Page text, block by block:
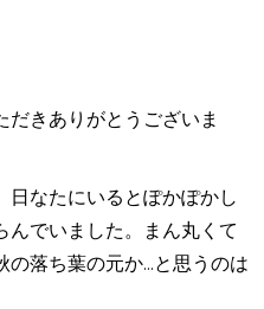
だきありがとうございま
日なたにいるとぽかぽかし
んでいました。まん丸くて
落ち葉の元か...と思うのは